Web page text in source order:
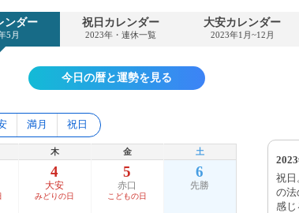
ンダー
5月
祝日カレンダー
2023年・連休一覧
大安カレンダー
2023年1月~12月
今日の暦と運勢を見る
満月 祝日
木 金 土
4
大安
みどりの日
5
赤口
こどもの日
6
先勝
祝日
の法
感じ